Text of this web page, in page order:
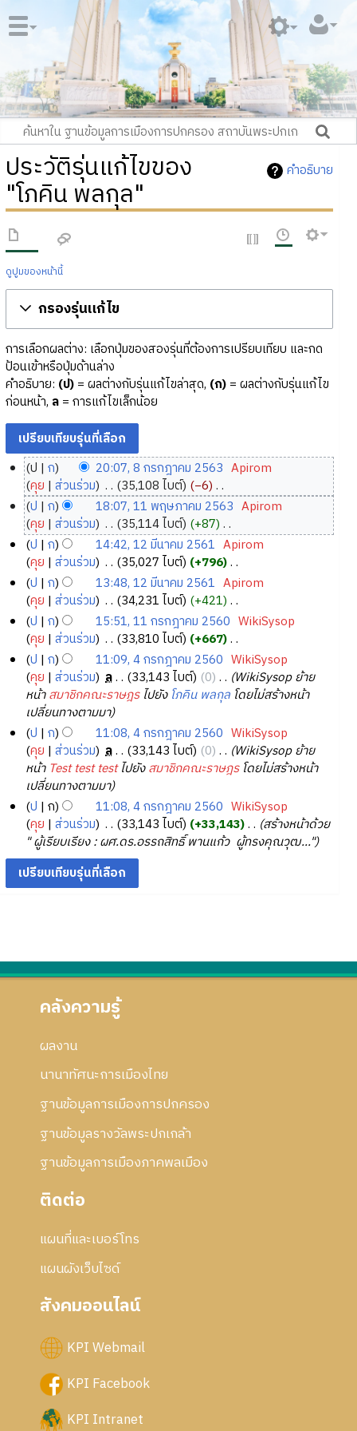
คำอธิบาย
ประวัติรุ่นแก้ไขของ
"โภคิน พลกุล"
ดูปูมของหน้านี้
กรองรุ่นแก้ไข
การเลือกผลต่าง: เลือกปุ่มของสองรุ่นที่ต้องการเปรียบเทียบ และกด
ป้อนเข้าหรือปุ่มด้านล่าง
คำอธิบาย: (ป)= ผลต่างกับรุ่นแก้ไขล่าสุด, (ก)= ผลต่างกับรุ่นแก้ไข
ก่อนหน้า, ล= การแก้ไขเล็กน้อย
ก
ก
า
ม
5
6
ป ก 20:07, 8 กรกฎาคม 2563 Apirom
คุย ส่วนร่วม ‎ 35,108 ไบต์ −6 ‎
ไ
ม่
มี
ค
ว
า
ม
ย่
อ
ก
า
ร
แ
ก้
ไ
ข
1
ฤ
ภ
ค
6
ป ก 18:07, 11 พฤษภาคม 2563 Apirom
คุย ส่วนร่วม ‎ 35,114 ไบต์ +87 ‎
ไ
ม่
มี
ค
ว
า
ม
ย่
อ
ก
า
ร
แ
ก้
ไ
ข
2
น
ค
6
ป ก 14:42, 12 มีนาคม 2561 Apirom
คุย ส่วนร่วม ‎ 35,027 ไบต์ +796 ‎
ไ
ม่
มี
ค
ว
า
ม
ย่
อ
ก
า
ร
แ
ก้
ไ
ข
ป ก 13:48, 12 มีนาคม 2561 Apirom
คุย ส่วนร่วม ‎ 34,231 ไบต์ +421 ‎
ไ
ม่
มี
ค
ว
า
ม
ย่
อ
ก
า
ร
แ
ก้
ไ
ข
1
ฎ
2
0
ป ก 15:51, 11 กรกฎาคม 2560 WikiSysop
คุย ส่วนร่วม ‎ 33,810 ไบต์ +667 ‎
ไ
ม่
มี
ค
ว
า
ม
ย่
อ
ก
า
แ
ก้
ก
ม
6
0
ป ก 11:09, 4 กรกฎาคม 2560 WikiSysop
คุย ส่วนร่วม ‎ล 33,143 ไบต์ 0 ‎
WikiSysop ย้าย
หน้าสมาชิกคณะราษฎรไปยัง โภคิน พลกุล โดยไม่สร้างหน้า
เปลี่ยนทางตามมา
ป ก 11:08, 4 กรกฎาคม 2560 WikiSysop
คุย ส่วนร่วม ‎ล 33,143 ไบต์ 0 ‎
WikiSysop ย้าย
หน้า Test test testไปยังสมาชิกคณะราษฎรโดยไม่สร้างหน้า
เปลี่ยนทางตามมา
ป ก 11:08, 4 กรกฎาคม 2560 WikiSysop
คุย ส่วนร่วม ‎ 33,143 ไบต์ +33,143 ‎
สร้างหน้าด้วย
" ผู้เรียบเรียง : ผศ.ดร.อรรถสิทธิ์ พานแก้ว ผู้ทรงคุณวุฒ..."
คลังความรู้
ผลงาน
นานาทัศนะการเมืองไทย
ฐานข้อมูลการเมืองการปกครอง
ฐานข้อมูลรางวัลพระปกเกล้า
ฐานข้อมูลการเมืองภาคพลเมือง
ติดต่อ
แผนที่และเบอร์โทร
แผนผังเว็บไซด์
สังคมออนไลน์
KPI Webmail
KPI Facebook
KPI Intranet